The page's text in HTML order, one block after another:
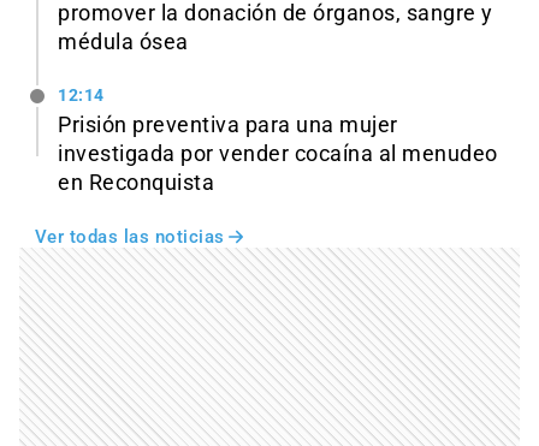
promover la donación de órganos, sangre y
médula ósea
12:14
Prisión preventiva para una mujer
investigada por vender cocaína al menudeo
en Reconquista
Ver todas las noticias